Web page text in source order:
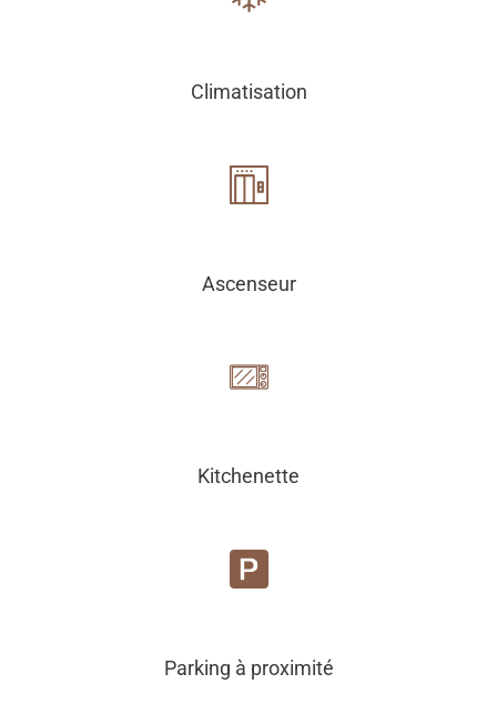
Climatisation
Ascenseur
Kitchenette
Parking à proximité